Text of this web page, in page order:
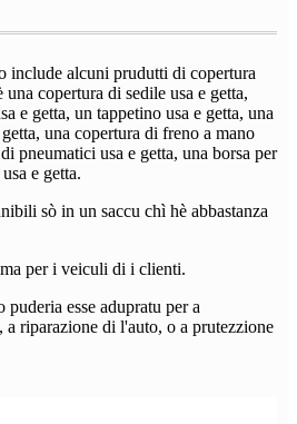
alcuni prudutti di copertura
una copertura di sedile usa e getta,
e getta, un tappetino usa e getta, una
una copertura di freno a mano
pneumatici usa e getta, una borsa per
e getta.
sò in un saccu chì hè abbastanza
per i veiculi di i clienti.
esse adupratu per a
riparazione di l'auto, o a prutezzione